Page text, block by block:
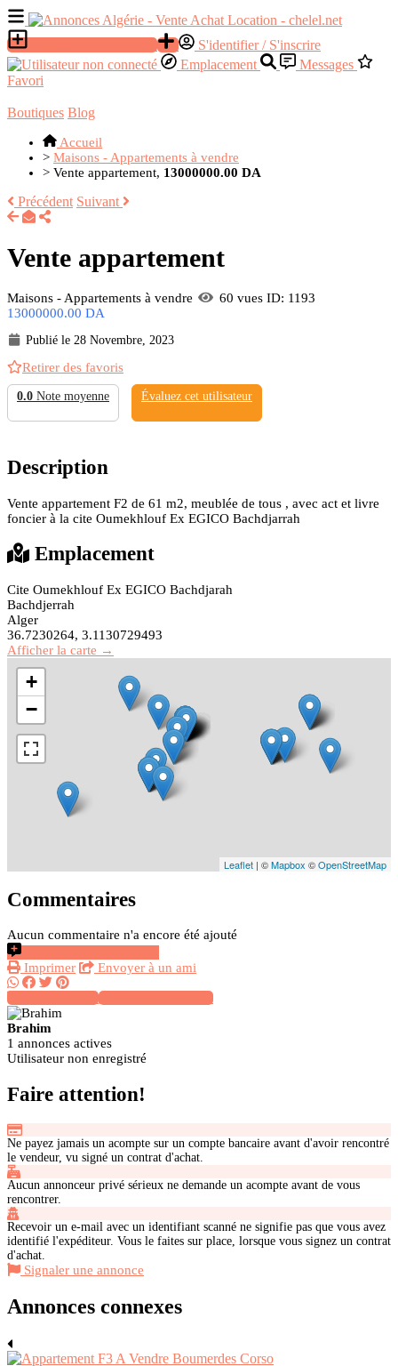
Déposer une annonce
S'identifier / S'inscrire
Emplacement
Messages
Favori
Boutiques Blog
Accueil
> Maisons - Appartements à vendre
> Vente appartement, 13000000.00 DA
Précédent Suivant
Vente appartement
Maisons - Appartements à vendre 60 vues ID: 1193
13000000.00 DA
Publié le 28 Novembre, 2023
Retirer des favoris
0.0 Note moyenne Évaluez cet utilisateur
Description
Vente appartement F2 de 61 m2, meublée de tous , avec act et livre
foncier à la cite Oumekhlouf Ex EGICO Bachdjarrah
Emplacement
Cite Oumekhlouf Ex EGICO Bachdjarah
Bachdjerrah
Alger
36.7230264, 3.1130729493
Afficher la carte →
+
−
Leaflet | ©Mapbox ©OpenStreetMap
Commentaires
Aucun commentaire n'a encore été ajouté
Imprimer
Envoyer à un ami
Envoyer message
Brahim
1 annonces actives
Utilisateur non enregistré
Faire attention!
Ne payez jamais un acompte sur un compte bancaire avant d'avoir rencontré
le vendeur, vu signé un contrat d'achat.
Aucun annonceur privé sérieux ne demande un acompte avant de vous
rencontrer.
Recevoir un e-mail avec un identifiant scanné ne signifie pas que vous avez
identifié l'expéditeur. Vous le faites sur place, lorsque vous signez un contrat
d'achat.
Signaler une annonce
Annonces connexes